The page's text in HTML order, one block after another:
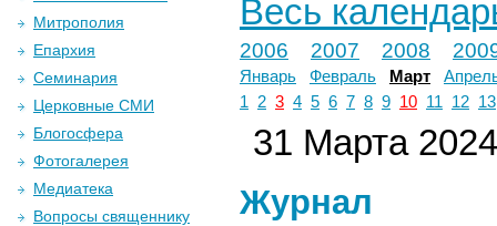
Весь
2006 2007 2008
Январь Февраль Март
1
2 3 4 5 6 7 8 9 10 11 12 13
31 Марта 2024
Журнал
Митрополия
Епархия
Семинария
Церковные СМИ
Блогосфера
Фотогалерея
Медиатека
Вопросы священнику